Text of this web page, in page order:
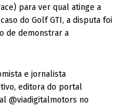
para ver qual atinge a
do Golf GTI, a disputa foi
de demonstrar a
e jornalista
editora do portal
@viadigitalmotors no